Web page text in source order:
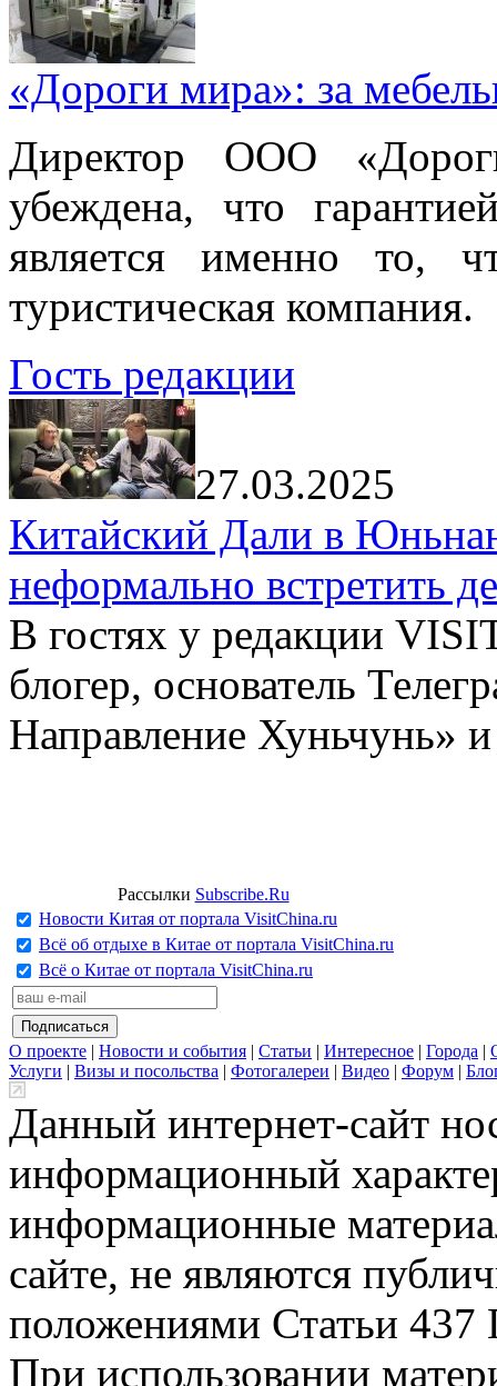
«Дороги мира»: за
Директор ООО
убеждена, что
является именно то,
туристическая компания.
Гость редакции
27.03.2025
Китайский Дали в
неформально встретить
В гостях у редакции
блогер, основатель
Направление Хуньчунь»
Рассылки Subscribe.Ru
Новости Китая от портала VisitChina.ru
Всё об отдыхе в Китае от портала VisitChina.ru
Всё о Китае от портала VisitChina.ru
О проекте | Новости и события | Статьи | Интересное | Города |
Услуги | Визы и посольства | Фотогалереи | Видео | Форум |
Данный интернет-сайт
информационный
информационные
сайте, не являются
положениями Статьи 437
При использовании